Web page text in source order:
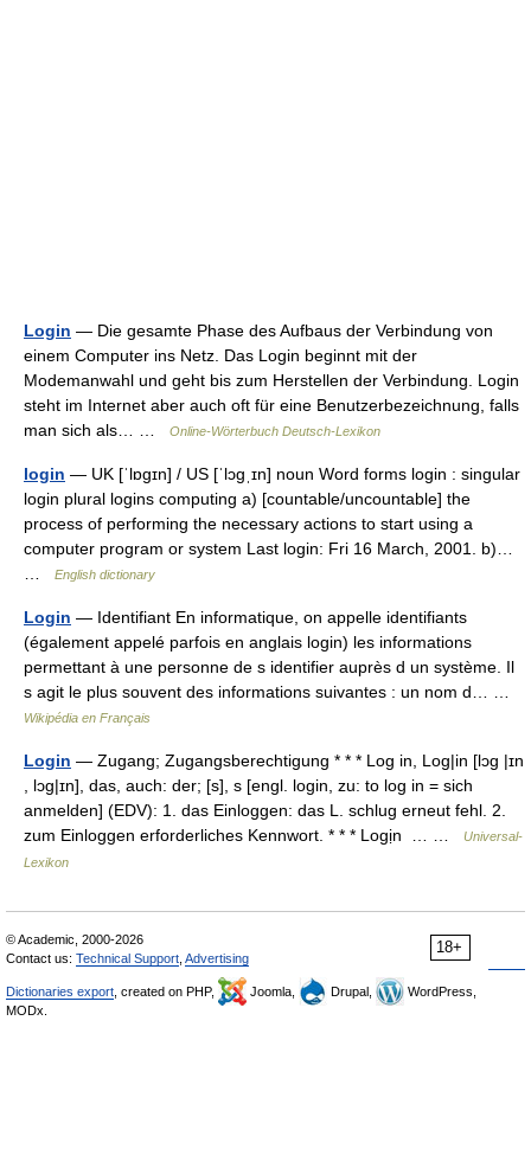
Login — Die gesamte Phase des Aufbaus der Verbindung von
einem Computer ins Netz. Das Login beginnt mit der
Modemanwahl und geht bis zum Herstellen der Verbindung. Login
steht im Internet aber auch oft für eine Benutzerbezeichnung, falls
man sich als… …
Online-Wörterbuch Deutsch-Lexikon
login — UK [ˈlɒɡɪn] / US [ˈlɔɡˌɪn] noun Word forms login : singular
login plural logins computing a) [countable/uncountable] the
process of performing the necessary actions to start using a
computer program or system Last login: Fri 16 March, 2001. b)…
English dictionary
Login — Identifiant En informatique, on appelle identifiants
(également appelé parfois en anglais login) les informations
permettant à une personne de s identifier auprès d un système. Il
s agit le plus souvent des informations suivantes : un nom d… …
Wikipédia en Français
Login — Zugang; Zugangsberechtigung * * * Log in, Log|in [lɔg |ɪn
, lɔg|ɪn], das, auch: der; [s], s [engl. login, zu: to log in = sich
anmelden] (EDV): 1. das Einloggen: das L. schlug erneut fehl. 2.
zum Einloggen erforderliches Kennwort. * * * Logịn … …
Universal-
Lexikon
18+
© Academic, 2000-2026
Contact us: Technical Support Advertising
Dictionaries export , created on PHP, Joomla, Drupal,
WordPress,
MODx.